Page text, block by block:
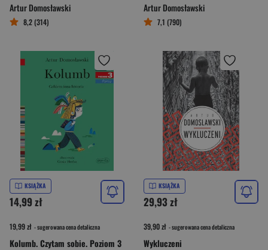
Artur Domosławski
8,2 (314)
Artur Domosławski
7,1 (790)
KSIĄŻKA
14,99 zł
19,99 zł - sugerowana cena detaliczna
Kolumb. Czytam sobie. Poziom 3
KSIĄŻKA
29,93 zł
39,90 zł - sugerowana cena detaliczna
Wykluczeni